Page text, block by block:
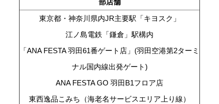
部店舗
東京都・神奈川県内JR主要駅「キヨスク」
江ノ島電鉄「鎌倉」駅構内
「ANA FESTA 羽田61番ゲート店」(羽田空港第2ターミ
ナル国内線出発ゲート)
ANA FESTA GO 羽田B1フロア店
東西逸品こみち（海老名サービスエリア上り線）